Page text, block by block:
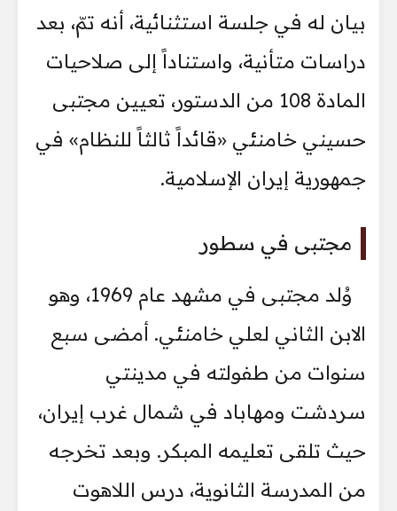
بيان له في جلسة استثنائية، أنه تمّ، بعد
دراسات متأنية، واستناداً إلى صلاحيات
المادة 108 من الدستور، تعيين مجتبى
حسيني خامنئي «قائداً ثالثاً للنظام» في
جمهورية إيران الإسلامية.
مجتبى في سطور
وُلد مجتبى في مشهد عام 1969، وهو
الابن الثاني لعلي خامنئي. أمضى سبع
سنوات من طفولته في مدينتي
سردشت ومهاباد في شمال غرب إيران،
حيث تلقى تعليمه المبكر. وبعد تخرجه
من المدرسة الثانوية، درس اللاهوت